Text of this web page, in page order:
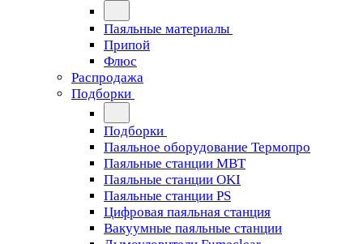
Паяльные материалы
Припой
Флюс
Распродажа
Подборки
Подборки
Паяльное оборудование Термопро
Паяльные станции MBT
Паяльные станции OKI
Паяльные станции PS
Цифровая паяльная станция
Вакуумные паяльные станции